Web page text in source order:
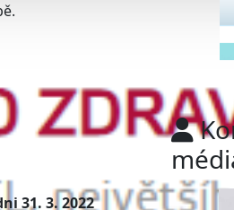
31. 3. 2022